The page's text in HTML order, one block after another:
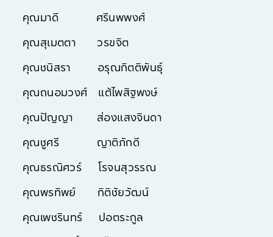
คุณมาดี ศรีนพพงศ์
คุณสุเมตตา วรขจิต
คุณชนิสรา อรุณกิตติพันธุ์
คุณถนอมวงศ์ แต้ไพสิฐพงษ์
คุณปัญญา ส่องแสงจินดา
คุณชูศรี ญาติภักดี
คุณธรณิศวร์ โรจนสุวรรณ
คุณพรทิพย์ กิติชัยวัฒน์
คุณเพชรินทร์ ปอตระกูล